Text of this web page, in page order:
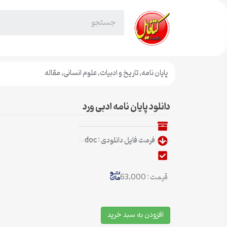
پایان نامه,تاریخ و ادبیات,علوم انسانی,مقاله
دانلود پایان نامه ادبی ورد
فرمت فایل دانلودی : doc
قیمت : 63,000
افزودن به سبد خرید